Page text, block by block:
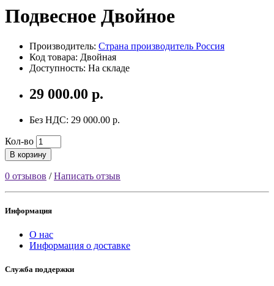
Подвесное Двойное
Производитель: Страна производитель Россия
Код товара: Двойная
Доступность: На складе
29 000.00 р.
Без НДС: 29 000.00 р.
Кол-во
В корзину
0 отзывов /Написать отзыв
Информация
О нас
Информация о доставке
Служба поддержки